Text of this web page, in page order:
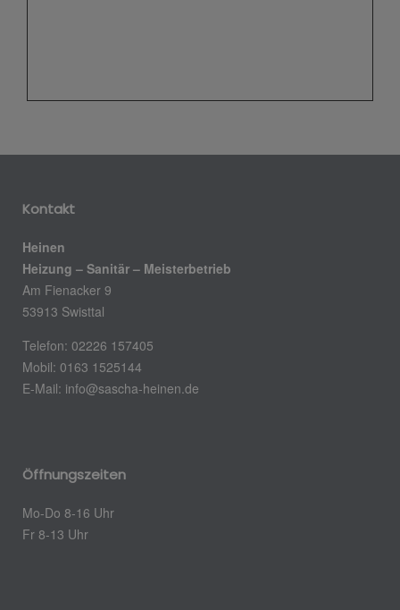
Kontakt
Heinen
Heizung – Sanitär – Meisterbetrieb
Am Fienacker 9
53913 Swisttal
Telefon: 02226 157405
Mobil: 0163 1525144
E-Mail: info@sascha-heinen.de
Öffnungszeiten
Mo-Do 8-16 Uhr
Fr 8-13 Uhr